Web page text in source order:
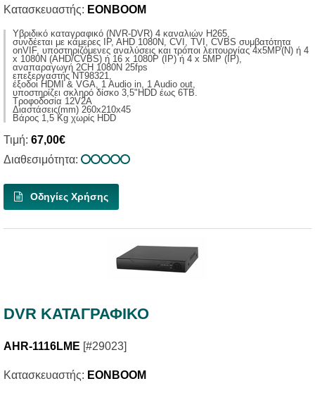
Κατασκευαστής: EONBOOM
Yβριδικό καταγραφικό (NVR-DVR) 4 καναλιών H265,
συνδέεται με κάμερες IP, AHD 1080N, CVI, TVI, CVBS συμβατότητα
onVIF, υποστηριζόμενες αναλύσεις και τρόποι λειτουργίας 4x5MP(N) ή 4
x 1080N (AHD/CVBS) ή 16 x 1080P (ΙP) ή 4 x 5ΜP (ΙP),
αναπαραγωγή 2CH 1080N 25fps
επεξεργαστής ΝΤ98321,
έξοδοι HDMI & VGA, 1 Audio in, 1 Audio out,
υποστηρίζει σκληρό δίσκο 3,5"HDD έως 6ΤΒ.
Τροφοδοσία 12V2A
Διαστάσεις(mm) 260x210x45
Βάρος 1,5 Κg χωρίς ΗDD
Τιμή: 67,00€
Διαθεσιμότητα:
Οδηγίες Χρήσης
DVR ΚΑΤΑΓΡΑΦΙΚΟ
AHR-1116LME [#29023]
Κατασκευαστής: EONBOOM